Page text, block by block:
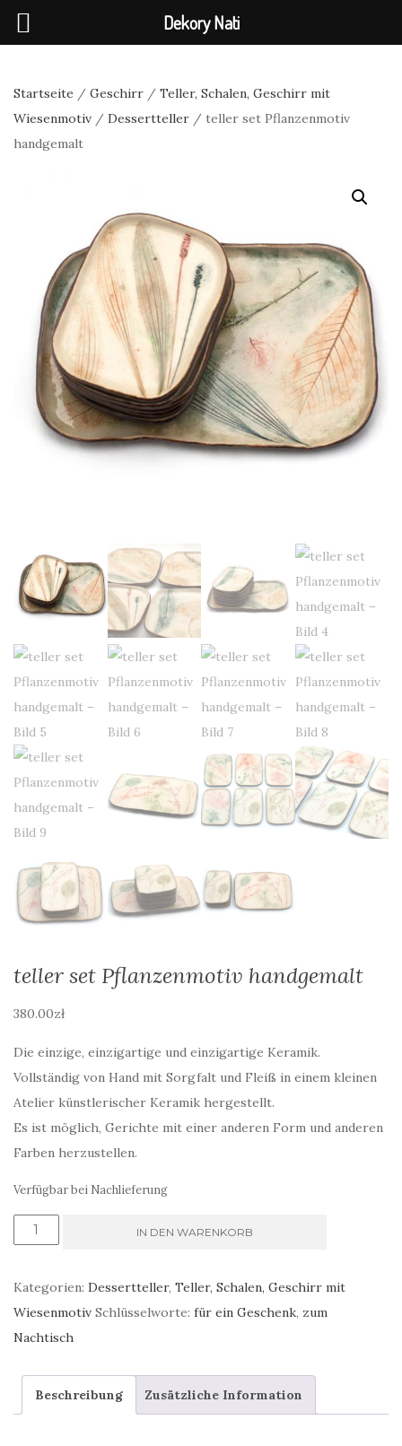
Startseite / Geschirr / Teller, Schalen, Geschirr mit
Wiesenmotiv / Dessertteller / teller set Pflanzenmotiv
handgemalt
teller set Pflanzenmotiv handgemalt
380.00zł
Die einzige, einzigartige und einzigartige Keramik.
Vollständig von Hand mit Sorgfalt und Fleiß in einem kleinen
Atelier künstlerischer Keramik hergestellt.
Es ist möglich, Gerichte mit einer anderen Form und anderen
Farben herzustellen.
Verfügbar bei Nachlieferung
teller
IN DEN WARENKORB
Kategorien: Dessertteller, Teller, Schalen, Geschirr mit
Wiesenmotiv Schlüsselworte: für ein Geschenk, zum
Nachtisch
Beschreibung Zusätzliche Information
Dekory Nati